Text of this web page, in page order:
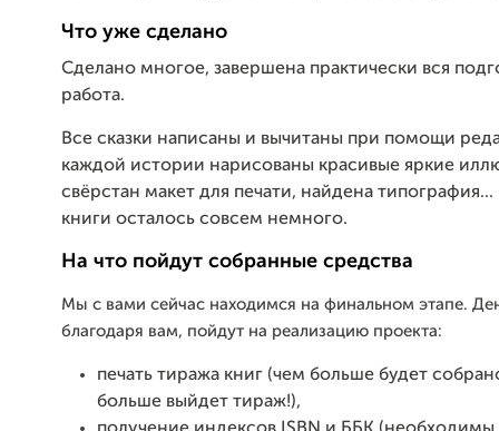
Что уже сделано
Сделано многое, завершена практически вся
работа.
Все сказки написаны и вычитаны при помощи
каждой истории нарисованы красивые яркие
свёрстан макет для печати, найдена
книги осталось совсем немного.
На что пойдут собранные средства
Мы с вами сейчас находимся на финальном этапе.
благодаря вам, пойдут на реализацию проекта:
печать тиража книг (чем больше будет
больше выйдет тираж!),